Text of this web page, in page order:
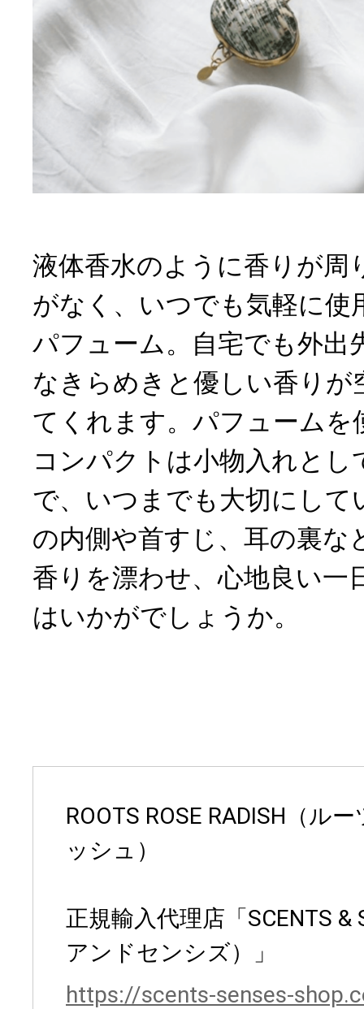
液体香水のように香りが周
がなく、いつでも気軽に使
パフューム。自宅でも外出
なきらめきと優しい香りが
てくれます。パフュームを
コンパクトは小物入れとし
で、いつまでも大切にして
の内側や首すじ、耳の裏な
香りを漂わせ、心地良い一
はいかがでしょうか。
ROOTS ROSE RADISH（ル
ッシュ）
正規輸入代理店「SCENTS &
アンドセンシズ）」
https://scents-senses-